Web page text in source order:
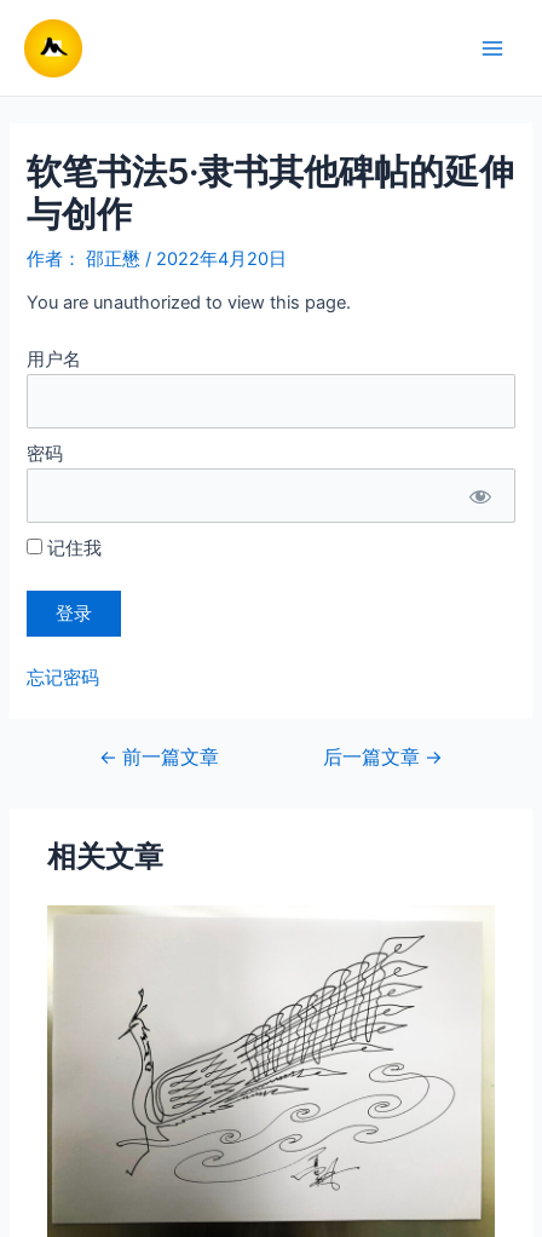
软笔书法5·隶书其他碑帖的延伸
与创作
作者： 邵正懋/ 2022年4月20日
You are unauthorized to view this page.
用户名
密码
记住我
忘记密码
航
← 前一篇文章 后一篇文章 →
相关文章